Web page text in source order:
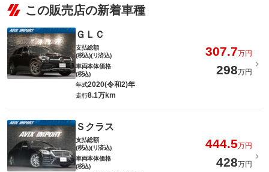
この販売店の新着車種
ＧＬＣ
支払総額
(税込)(リ済込)
307.7万円
車両本体価格
(税込)
298万円
年式2020(令和2)年
走行8.1万km
Ｓクラス
支払総額
(税込)(リ済込)
444.5万円
車両本体価格
(税込)
428万円